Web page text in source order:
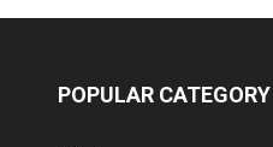
POPULAR CATEGORY